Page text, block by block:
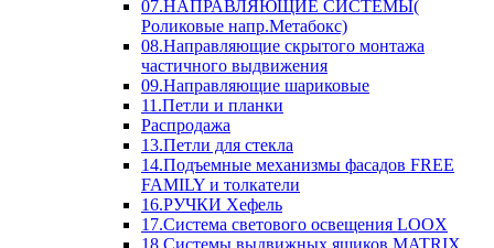
07.НАПРАВЛЯЮЩИЕ СИСТЕМЫ(
Роликовые напр.Метабокс)
08.Направляющие скрытого монтажа
частичного выдвижения
09.Направляющие шариковые
11.Петли и планки
Распродажа
13.Петли для стекла
14.Подъемные механизмы фасадов FREE
FAMILY и толкатели
16.РУЧКИ Хефель
17.Система светового освещения LOOX
18.Системы выдвижных ящиков MATRIX